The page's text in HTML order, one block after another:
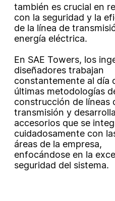
también es crucial en
con la seguridad y la
de la línea de
energía eléctrica.
En SAE Towers, los
diseñadores trabajan
constantemente al día
últimas metodologías
construcción de líneas
transmisión y
accesorios que se
cuidadosamente con
áreas de la empresa,
enfocándose en la
seguridad del sistema.